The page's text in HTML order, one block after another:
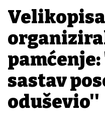
sastav
oduševio''